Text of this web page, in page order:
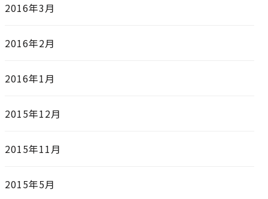
2016年3月
2016年2月
2016年1月
2015年12月
2015年11月
2015年5月